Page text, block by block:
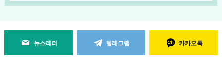
뉴스레터 텔레그램 카카오톡